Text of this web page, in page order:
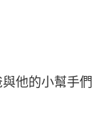
他的小幫手們